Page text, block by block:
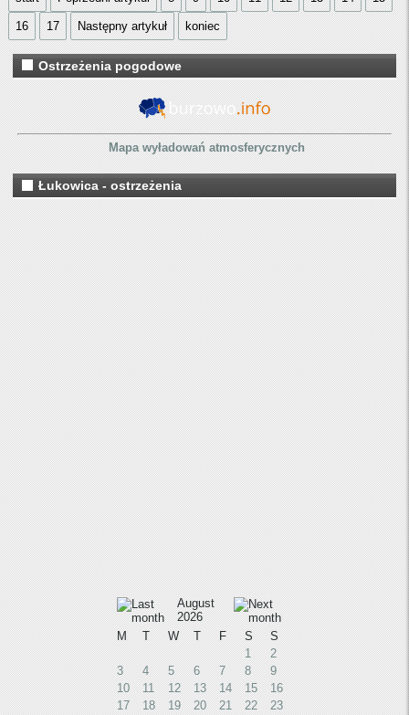
16 17 Następny artykuł koniec
Ostrzeżenia pogodowe
Mapa wyładowań atmosferycznych
Łukowica - ostrzeżenia
August
2026
M
T W T F S
S
1
2
3
4 5 6 7 8
9
10
11 12 13 14 15
16
17
18 19 20 21 22
23